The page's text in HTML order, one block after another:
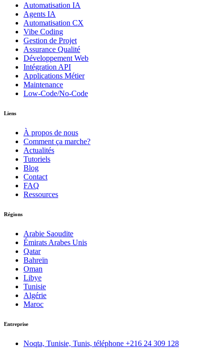
Automatisation IA
Agents IA
Automatisation CX
Vibe Coding
Gestion de Projet
Assurance Qualité
Développement Web
Intégration API
Applications Métier
Maintenance
Low-Code/No-Code
Liens
À propos de nous
Comment ça marche?
Actualités
Tutoriels
Blog
Contact
FAQ
Ressources
Régions
Arabie Saoudite
Émirats Arabes Unis
Qatar
Bahreïn
Oman
Libye
Tunisie
Algérie
Maroc
Entreprise
Noqta, Tunisie, Tunis, téléphone +216 24 309 128